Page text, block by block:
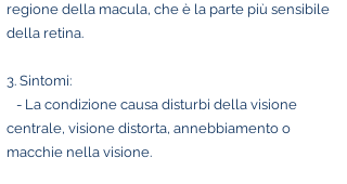
regione della macula, che è la parte più sensibile
della retina.
3. Sintomi:
- La condizione causa disturbi della visione
centrale, visione distorta, annebbiamento o
macchie nella visione.